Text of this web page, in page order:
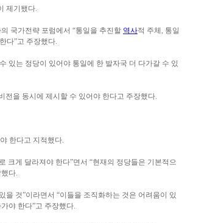
제기됐다.
의 국가전략 포럼에서 “통일을 추진할 역사적 주체, 통일
다”고 주장했다.
있는 정당이 있어야 통일에 한 발자국 더 다가갈 수 있
전을 동시에 제시할 수 있어야 한다고 주장했다.
한다고 지적했다.
크게 달라져야 한다”면서 “현재의 정당들은 기본적으
다.
을 것”이라면서 “이들을 조직화하는 것은 어려움이 있
야 한다”고 주장했다.